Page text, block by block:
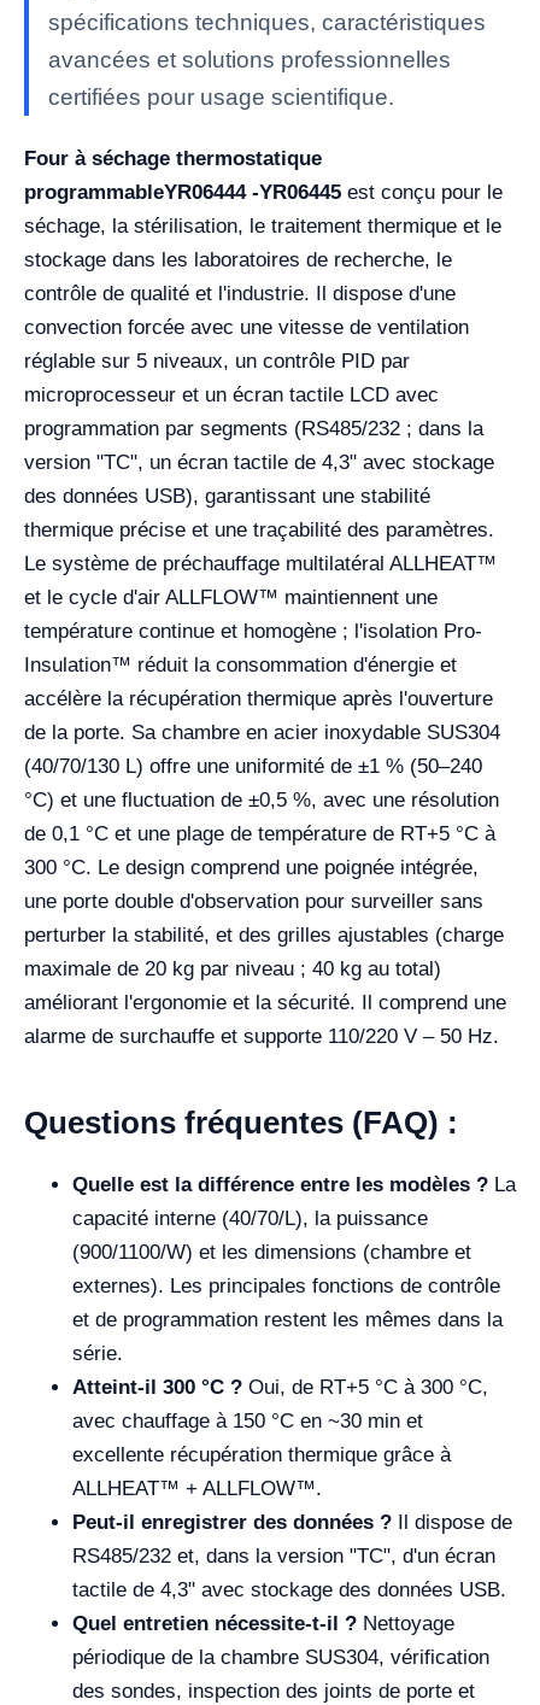
spécifications techniques, caractéristiques
avancées et solutions professionnelles
certifiées pour usage scientifique.
Four à séchage thermostatique
programmableYR06444 -YR06445 est conçu pour le
séchage, la stérilisation, le traitement thermique et le
stockage dans les laboratoires de recherche, le
contrôle de qualité et l'industrie. Il dispose d'une
convection forcée avec une vitesse de ventilation
réglable sur 5 niveaux, un contrôle PID par
microprocesseur et un écran tactile LCD avec
programmation par segments (RS485/232 ; dans la
version "TC", un écran tactile de 4,3" avec stockage
des données USB), garantissant une stabilité
thermique précise et une traçabilité des paramètres.
Le système de préchauffage multilatéral ALLHEAT™
et le cycle d'air ALLFLOW™ maintiennent une
température continue et homogène ; l'isolation Pro-
Insulation™ réduit la consommation d'énergie et
accélère la récupération thermique après l'ouverture
de la porte. Sa chambre en acier inoxydable SUS304
(40/70/130 L) offre une uniformité de ±1 % (50–240
°C) et une fluctuation de ±0,5 %, avec une résolution
de 0,1 °C et une plage de température de RT+5 °C à
300 °C. Le design comprend une poignée intégrée,
une porte double d'observation pour surveiller sans
perturber la stabilité, et des grilles ajustables (charge
maximale de 20 kg par niveau ; 40 kg au total)
améliorant l'ergonomie et la sécurité. Il comprend une
alarme de surchauffe et supporte 110/220 V – 50 Hz.
Questions fréquentes (FAQ) :
Quelle est la différence entre les modèles ? La
capacité interne (40/70/L), la puissance
(900/1100/W) et les dimensions (chambre et
externes). Les principales fonctions de contrôle
et de programmation restent les mêmes dans la
série.
Atteint-il 300 °C ? Oui, de RT+5 °C à 300 °C,
avec chauffage à 150 °C en ~30 min et
excellente récupération thermique grâce à
ALLHEAT™ + ALLFLOW™.
Peut-il enregistrer des données ? Il dispose de
RS485/232 et, dans la version "TC", d'un écran
tactile de 4,3" avec stockage des données USB.
Quel entretien nécessite-t-il ? Nettoyage
périodique de la chambre SUS304, vérification
des sondes, inspection des joints de porte et